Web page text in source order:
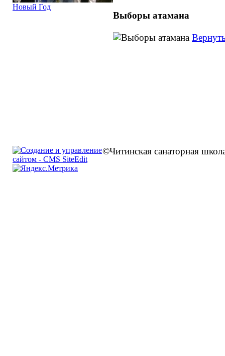
Новый Год
Выборы атамана
©Читинская санаторная